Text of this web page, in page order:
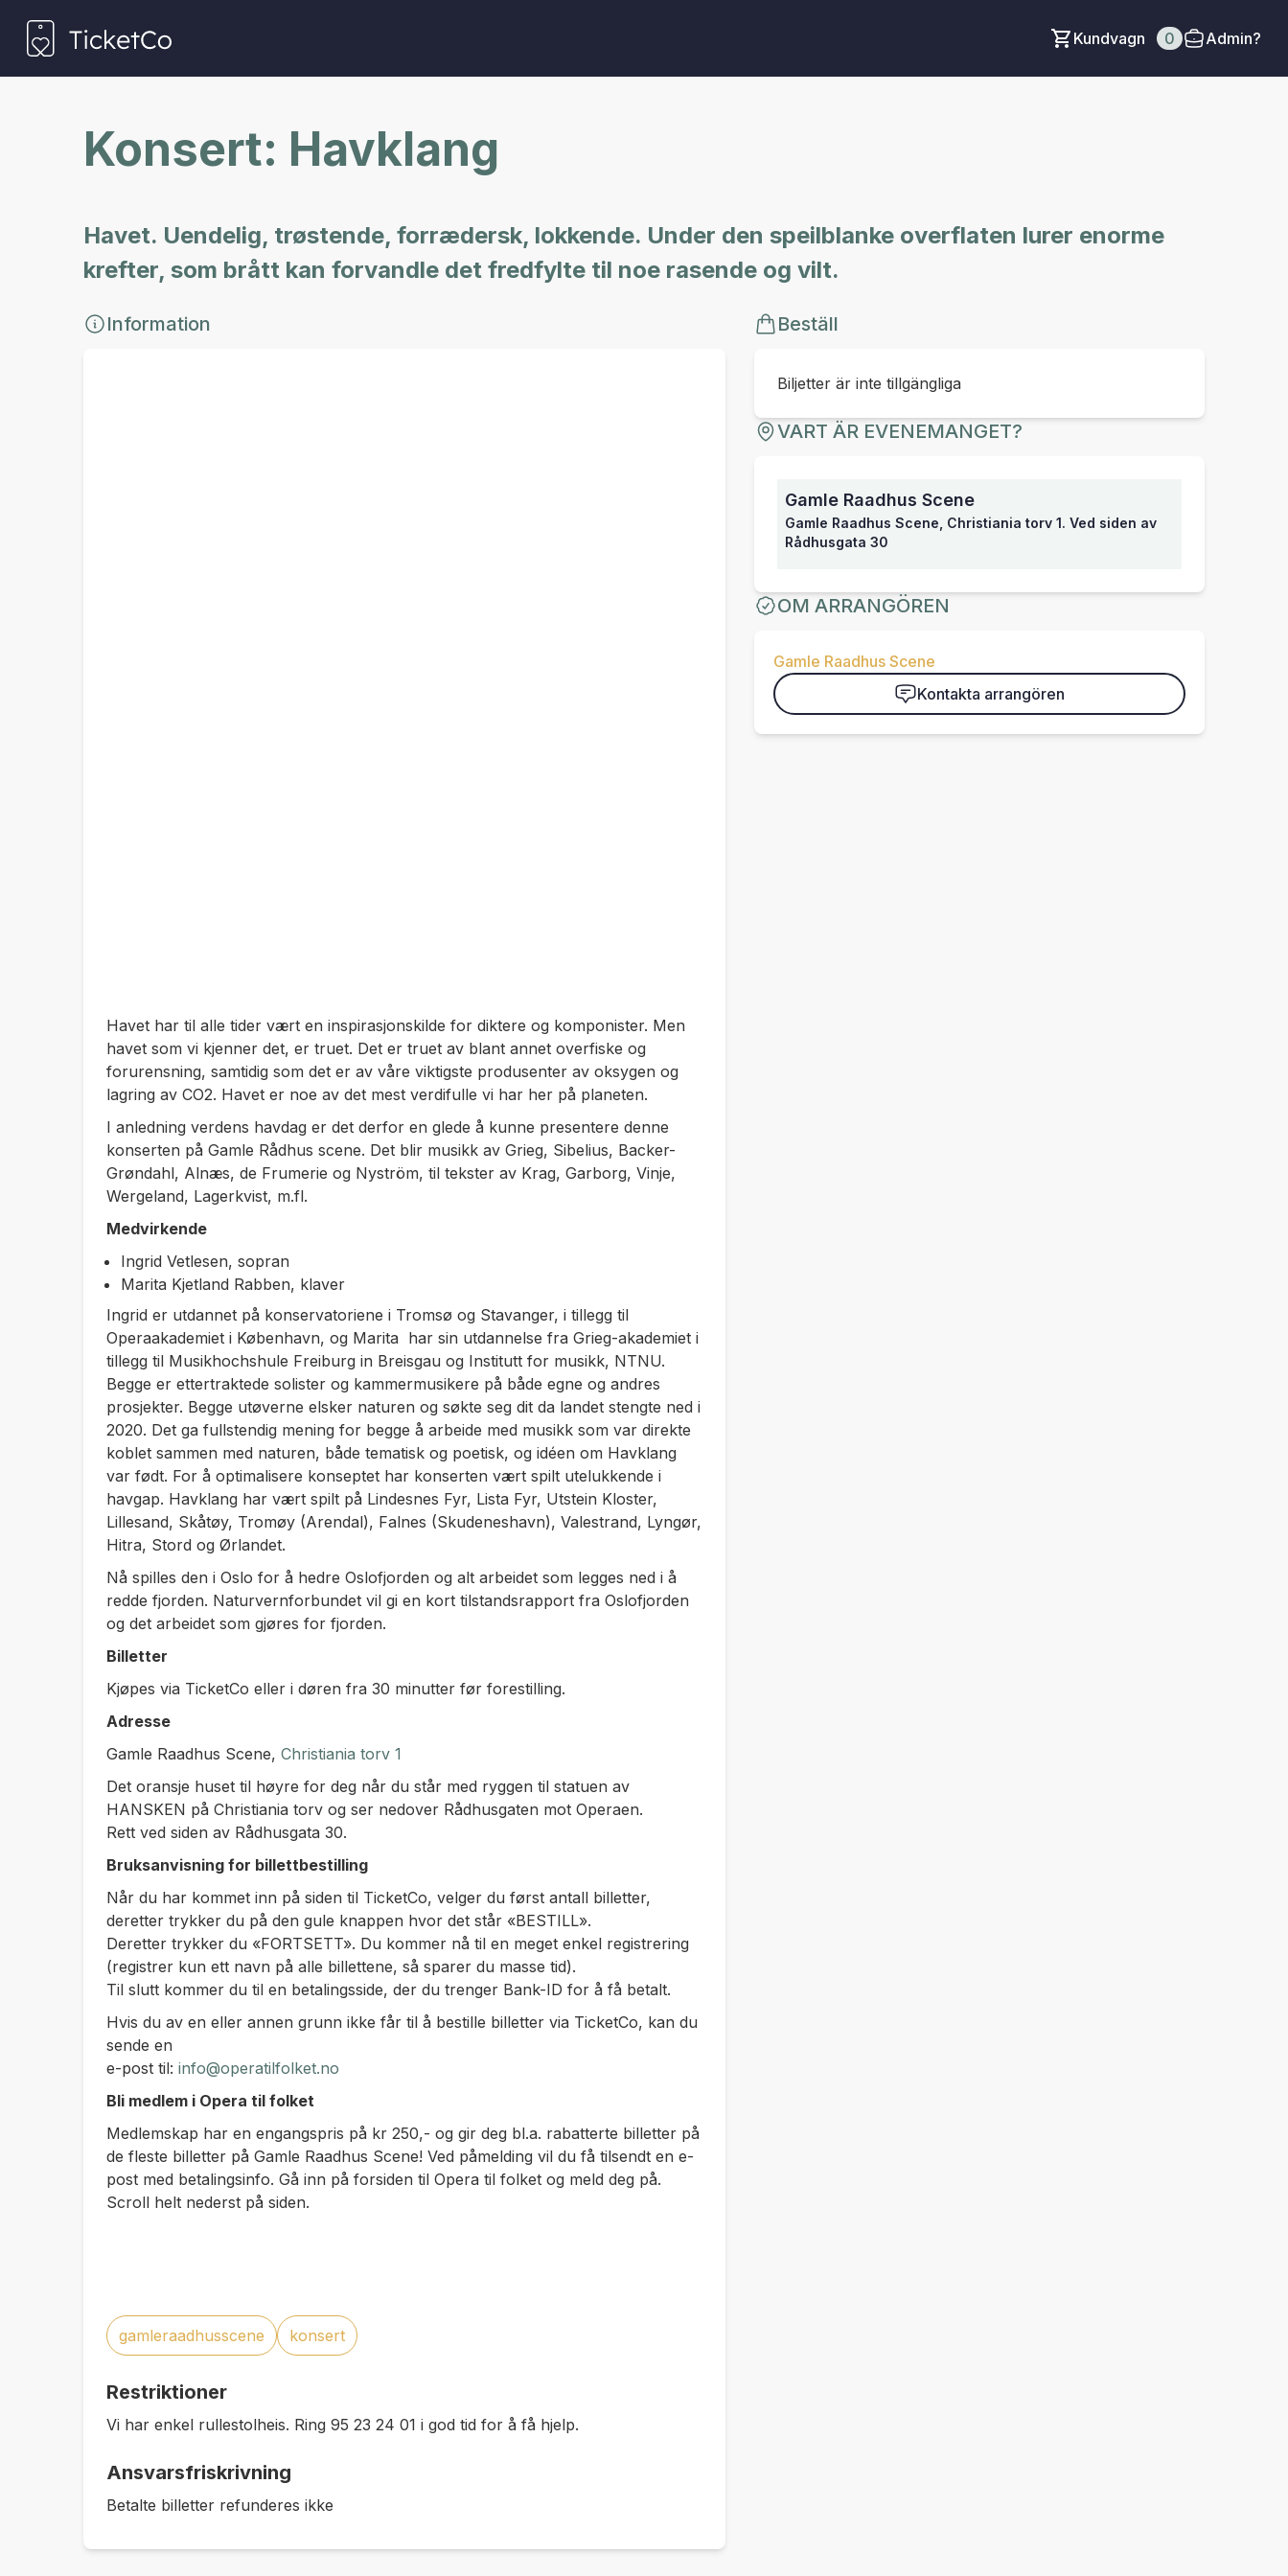
Kundvagn 0 Admin?
Konsert: Havklang
Havet. Uendelig, trøstende, forrædersk, lokkende. Under den speilblanke overflaten lurer enorme
krefter, som brått kan forvandle det fredfylte til noe rasende og vilt.
Information
Havet har til alle tider vært en inspirasjonskilde for diktere og komponister. Men
havet som vi kjenner det, er truet. Det er truet av blant annet overfiske og
forurensning, samtidig som det er av våre viktigste produsenter av oksygen og
lagring av CO2. Havet er noe av det mest verdifulle vi har her på planeten.
I anledning verdens havdag er det derfor en glede å kunne presentere denne
konserten på Gamle Rådhus scene. Det blir musikk av Grieg, Sibelius, Backer-
Grøndahl, Alnæs, de Frumerie og Nyström, til tekster av Krag, Garborg, Vinje,
Wergeland, Lagerkvist, m.fl.
Medvirkende
Ingrid Vetlesen, sopran
Marita Kjetland Rabben, klaver
Ingrid er utdannet på konservatoriene i Tromsø og Stavanger, i tillegg til
Operaakademiet i København, og Marita har sin utdannelse fra Grieg-akademiet i
tillegg til Musikhochshule Freiburg in Breisgau og Institutt for musikk, NTNU.
Begge er ettertraktede solister og kammermusikere på både egne og andres
prosjekter. Begge utøverne elsker naturen og søkte seg dit da landet stengte ned i
2020. Det ga fullstendig mening for begge å arbeide med musikk som var direkte
koblet sammen med naturen, både tematisk og poetisk, og idéen om Havklang
var født. For å optimalisere konseptet har konserten vært spilt utelukkende i
havgap. Havklang har vært spilt på Lindesnes Fyr, Lista Fyr, Utstein Kloster,
Lillesand, Skåtøy, Tromøy (Arendal), Falnes (Skudeneshavn), Valestrand, Lyngør,
Hitra, Stord og Ørlandet.
Nå spilles den i Oslo for å hedre Oslofjorden og alt arbeidet som legges ned i å
redde fjorden. Naturvernforbundet vil gi en kort tilstandsrapport fra Oslofjorden
og det arbeidet som gjøres for fjorden.
Billetter
Kjøpes via TicketCo eller i døren fra 30 minutter før forestilling.
Adresse
Gamle Raadhus Scene, Christiania torv 1
Det oransje huset til høyre for deg når du står med ryggen til statuen av
HANSKEN på Christiania torv og ser nedover Rådhusgaten mot Operaen.
Rett ved siden av Rådhusgata 30.
Bruksanvisning for billettbestilling
Når du har kommet inn på siden til TicketCo, velger du først antall billetter,
deretter trykker du på den gule knappen hvor det står «BESTILL».
Deretter trykker du «FORTSETT». Du kommer nå til en meget enkel registrering
(registrer kun ett navn på alle billettene, så sparer du masse tid).
Til slutt kommer du til en betalingsside, der du trenger Bank-ID for å få betalt.
Hvis du av en eller annen grunn ikke får til å bestille billetter via TicketCo, kan du
sende en
e-post til: info@operatilfolket.no
Bli medlem i Opera til folket
Medlemskap har en engangspris på kr 250,- og gir deg bl.a. rabatterte billetter på
de fleste billetter på Gamle Raadhus Scene! Ved påmelding vil du få tilsendt en e-
post med betalingsinfo. Gå inn på forsiden til Opera til folket og meld deg på.
Scroll helt nederst på siden.
gamleraadhusscene konsert
Restriktioner
Vi har enkel rullestolheis. Ring 95 23 24 01 i god tid for å få hjelp.
Ansvarsfriskrivning
Betalte billetter refunderes ikke
Beställ
Biljetter är inte tillgängliga
VART ÄR EVENEMANGET?
Gamle Raadhus Scene
Gamle Raadhus Scene, Christiania torv 1. Ved siden av
Rådhusgata 30
OM ARRANGÖREN
Gamle Raadhus Scene
Kontakta arrangören